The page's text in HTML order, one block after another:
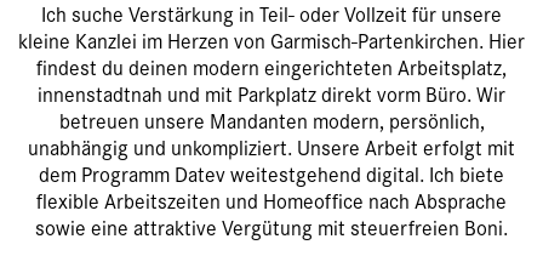
Ich suche Verstärkung in Teil- oder Vollzeit für unsere
kleine Kanzlei im Herzen von Garmisch-Partenkirchen. Hier
findest du deinen modern eingerichteten Arbeitsplatz,
innenstadtnah und mit Parkplatz direkt vorm Büro. Wir
betreuen unsere Mandanten modern, persönlich,
unabhängig und unkompliziert. Unsere Arbeit erfolgt mit
dem Programm Datev weitestgehend digital. Ich biete
flexible Arbeitszeiten und Homeoffice nach Absprache
sowie eine attraktive Vergütung mit steuerfreien Boni.